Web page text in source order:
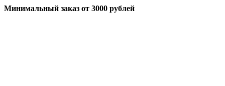
Минимальный заказ от 3000 рублей